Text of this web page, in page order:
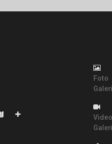
Foto
Video